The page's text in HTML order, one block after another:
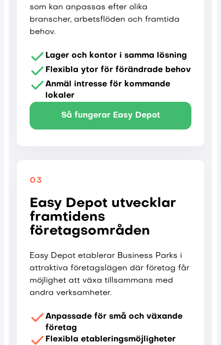
som kan anpassas efter olika
branscher, arbetsflöden och framtida
behov.
Lager och kontor i samma lösning
Flexibla ytor för förändrade behov
Anmäl intresse för kommande
lokaler
Så fungerar Easy Depot
03
Easy Depot utvecklar
framtidens
företagsområden
Easy Depot etablerar Business Parks i
attraktiva företagslägen där företag får
möjlighet att växa tillsammans med
andra verksamheter.
Anpassade för små och växande
företag
Flexibla etableringsmöjligheter